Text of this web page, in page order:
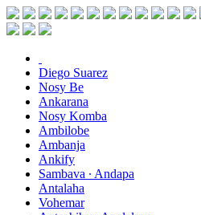
Diego Suarez
Nosy Be
Ankarana
Nosy Komba
Ambilobe
Ambanja
Ankify
Sambava ∙ Andapa
Antalaha
Vohemar